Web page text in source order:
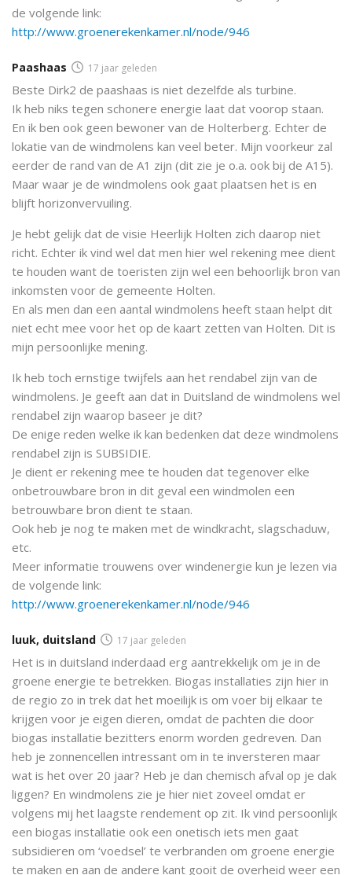
de volgende link:
http://www.groenerekenkamer.nl/node/946
Paashaas 17 jaar geleden
Beste Dirk2 de paashaas is niet dezelfde als turbine.
Ik heb niks tegen schonere energie laat dat voorop staan.
En ik ben ook geen bewoner van de Holterberg. Echter de
lokatie van de windmolens kan veel beter. Mijn voorkeur zal
eerder de rand van de A1 zijn (dit zie je o.a. ook bij de A15).
Maar waar je de windmolens ook gaat plaatsen het is en
blijft horizonvervuiling.
Je hebt gelijk dat de visie Heerlijk Holten zich daarop niet
richt. Echter ik vind wel dat men hier wel rekening mee dient
te houden want de toeristen zijn wel een behoorlijk bron van
inkomsten voor de gemeente Holten.
En als men dan een aantal windmolens heeft staan helpt dit
niet echt mee voor het op de kaart zetten van Holten. Dit is
mijn persoonlijke mening.
Ik heb toch ernstige twijfels aan het rendabel zijn van de
windmolens. Je geeft aan dat in Duitsland de windmolens wel
rendabel zijn waarop baseer je dit?
De enige reden welke ik kan bedenken dat deze windmolens
rendabel zijn is SUBSIDIE.
Je dient er rekening mee te houden dat tegenover elke
onbetrouwbare bron in dit geval een windmolen een
betrouwbare bron dient te staan.
Ook heb je nog te maken met de windkracht, slagschaduw,
etc.
Meer informatie trouwens over windenergie kun je lezen via
de volgende link:
http://www.groenerekenkamer.nl/node/946
luuk, duitsland 17 jaar geleden
Het is in duitsland inderdaad erg aantrekkelijk om je in de
groene energie te betrekken. Biogas installaties zijn hier in
de regio zo in trek dat het moeilijk is om voer bij elkaar te
krijgen voor je eigen dieren, omdat de pachten die door
biogas installatie bezitters enorm worden gedreven. Dan
heb je zonnencellen intressant om in te inversteren maar
wat is het over 20 jaar? Heb je dan chemisch afval op je dak
liggen? En windmolens zie je hier niet zoveel omdat er
volgens mij het laagste rendement op zit. Ik vind persoonlijk
een biogas installatie ook een onetisch iets men gaat
subsidieren om ‘voedsel’ te verbranden om groene energie
te maken en aan de andere kant gooit de overheid weer een